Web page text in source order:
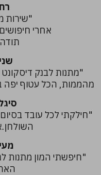
"שירות
אחרי
"מתנות לבנק
מהממות, הכל עטוף יפה
"חילקתי לכל עובד
"חיפשתי המון מתנות